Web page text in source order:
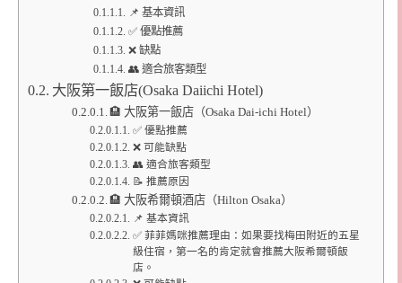
📌 基本資訊
✅ 優點推薦
❌ 缺點
👥 適合旅客類型
大阪第一飯店(Osaka Daiichi Hotel)
🏨 大阪第一飯店（Osaka Dai-ichi Hotel）
✅ 優點推薦
❌ 可能缺點
👥 適合旅客類型
📝 推薦原因
🏨 大阪希爾頓酒店（Hilton Osaka）
📌 基本資訊
✅ 菲菲媽咪推薦理由：如果要找梅田附近的五星
級住宿，第一名的肯定就會推薦大阪希爾頓飯
店。